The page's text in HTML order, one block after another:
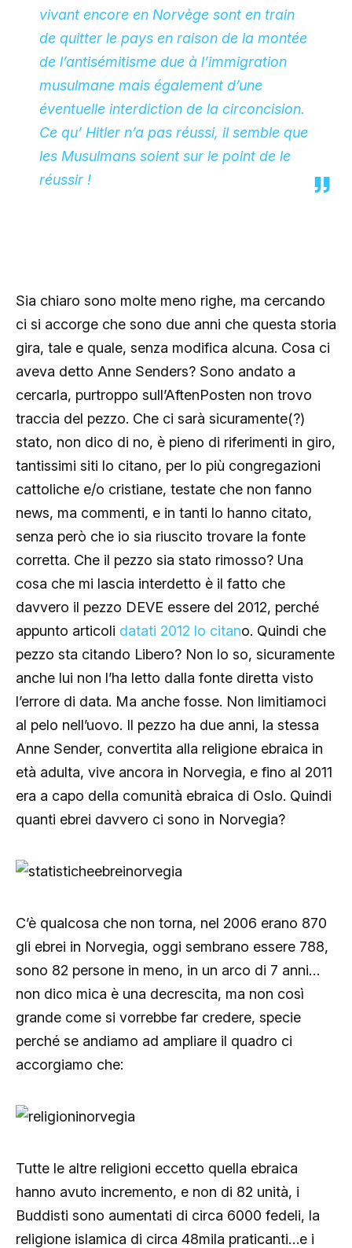
vivant encore en Norvège sont en train
de quitter le pays en raison de la montée
de l’antisémitisme due à l’immigration
musulmane mais également d’une
éventuelle interdiction de la circoncision.
Ce qu’ Hitler n’a pas réussi, il semble que
les Musulmans soient sur le point de le
réussir !
Sia chiaro sono molte meno righe, ma cercando
ci si accorge che sono due anni che questa storia
gira, tale e quale, senza modifica alcuna. Cosa ci
aveva detto Anne Senders? Sono andato a
cercarla, purtroppo sull’AftenPosten non trovo
traccia del pezzo. Che ci sarà sicuramente(?)
stato, non dico di no, è pieno di riferimenti in giro,
tantissimi siti lo citano, per lo più congregazioni
cattoliche e/o cristiane, testate che non fanno
news, ma commenti, e in tanti lo hanno citato,
senza però che io sia riuscito trovare la fonte
corretta. Che il pezzo sia stato rimosso? Una
cosa che mi lascia interdetto è il fatto che
davvero il pezzo DEVE essere del 2012, perché
appunto articoli datati 2012 lo citano. Quindi che
pezzo sta citando Libero? Non lo so, sicuramente
anche lui non l’ha letto dalla fonte diretta visto
l’errore di data. Ma anche fosse. Non limitiamoci
al pelo nell’uovo. Il pezzo ha due anni, la stessa
Anne Sender, convertita alla religione ebraica in
età adulta, vive ancora in Norvegia, e fino al 2011
era a capo della comunità ebraica di Oslo. Quindi
quanti ebrei davvero ci sono in Norvegia?
C’è qualcosa che non torna, nel 2006 erano 870
gli ebrei in Norvegia, oggi sembrano essere 788,
sono 82 persone in meno, in un arco di 7 anni…
non dico mica è una decrescita, ma non così
grande come si vorrebbe far credere, specie
perché se andiamo ad ampliare il quadro ci
accorgiamo che:
Tutte le altre religioni eccetto quella ebraica
hanno avuto incremento, e non di 82 unità, i
Buddisti sono aumentati di circa 6000 fedeli, la
religione islamica di circa 48mila praticanti…e i